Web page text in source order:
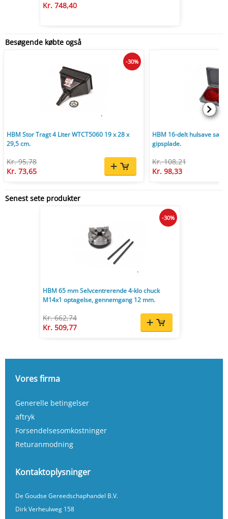
Kr. 748,40
Besøgende købte også
HBM Stor Tragt 4 Liter WTCT5060 19 x 28 x
29,5 cm.
Kr. 95,78
Kr. 73,65
-30%
HBM 16-delt hulsave sæt
gipsplade.
Kr. 108,21
Kr. 98,33
Senest sete produkter
HBM 65 mm Selvcentrerende 4-klo chuck
M14x1 optagelse, gennemgang 12 mm.
Kr. 662,74
Kr. 509,77
-30%
Vores firma
Generelle betingelser
aftryk
Forsendelsesomkostninger
Returanmodning
Kontaktoplysninger
De Goudse Gereedschaphandel B.V.
Dirk Verheulweg 158